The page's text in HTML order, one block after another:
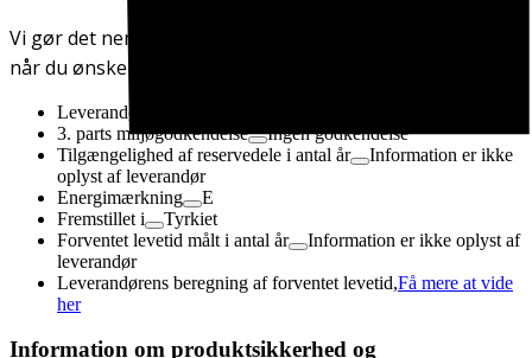
Vi gør det nemmere for dig at foretage mere oplyste valg.
når du ønsker at købe ny elektronik.
Leverandørens EcoVadis-score
3. parts miljøgodkendelse
Ingen godkendelse
Tilgængelighed af reservedele i antal år
Information er ikke
oplyst af leverandør
Energimærkning
E
Fremstillet i
Tyrkiet
Forventet levetid målt i antal år
Information er ikke oplyst af
leverandør
Leverandørens beregning af forventet levetid,Få mere at vide
her
Information om produktsikkerhed og